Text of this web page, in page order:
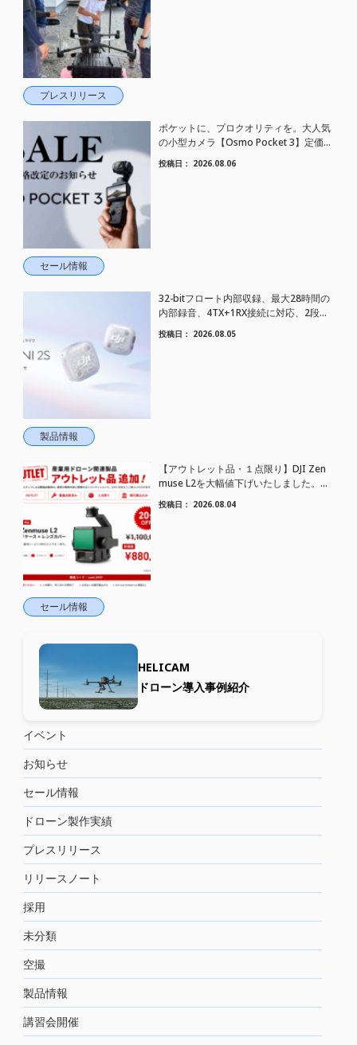
プレスリリース
セール情報
ポケットに、プロクオリティを。大人気
の小型カメラ【Osmo Pocket 3】定価が
さらにお値下げされました！
投稿日： 2026.08.06
製品情報
32-bitフロート内部収録、最大28時間の
内部録音、4TX+1RX接続に対応、2段階
AIノイズキャンセリング搭載｜コンパク
トワイヤレスマイク DJI Mic Mini 2S 登場
投稿日： 2026.08.05
セール情報
【アウトレット品・１点限り】DJI Zen
muse L2を大幅値下げいたしました。｜
HELICAM STORE
投稿日： 2026.08.04
HELICAM
ドローン導入事例紹介
イベント
お知らせ
セール情報
ドローン製作実績
プレスリリース
リリースノート
採用
未分類
空撮
製品情報
講習会開催